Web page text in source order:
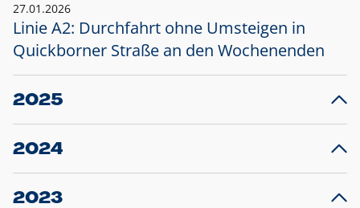
27.01.2026
Linie A2: Durchfahrt ohne Umsteigen in
Quickborner Straße an den Wochenenden
2025
23.12.2025
Projekt S5: Start der Bauarbeiten am
2024
10.12.2024
Großprojekt S5: Sperrung der Bahnstraße in
2023